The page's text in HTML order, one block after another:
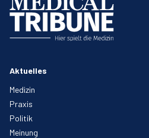
Aktuelles
Medizin
Praxis
Politik
Meinung